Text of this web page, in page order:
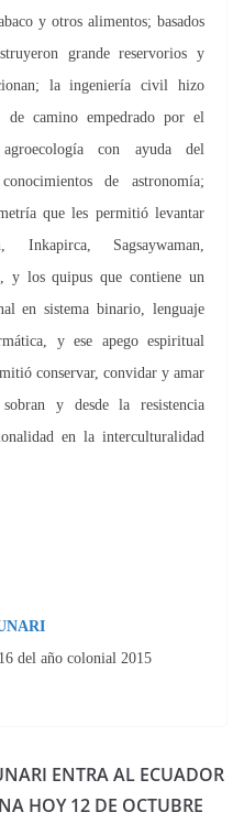
y otros alimentos; basados
grande reservorios y
la ingeniería civil hizo
camino empedrado por el
con ayuda del
de astronomía;
que les permitió levantar
Inkapirca, Sagsaywaman,
y los quipus que contiene un
en sistema binario, lenguaje
y ese apego espiritual
conservar, convidar y amar
y desde la resistencia
en la interculturalidad
del año colonial 2015
ENTRA AL ECUADOR
HOY 12 DE OCTUBRE